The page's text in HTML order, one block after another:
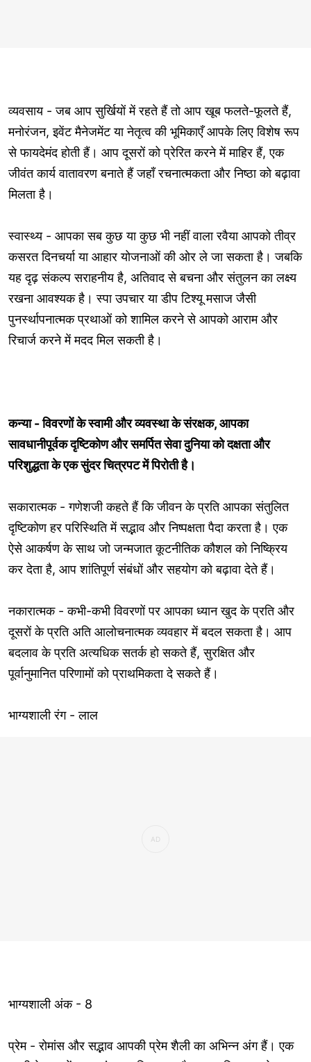
व्यवसाय - जब आप सुर्खियों में रहते हैं तो आप खूब फलते-फूलते हैं,
मनोरंजन, इवेंट मैनेजमेंट या नेतृत्व की भूमिकाएँ आपके लिए विशेष रूप
से फायदेमंद होती हैं। आप दूसरों को प्रेरित करने में माहिर हैं, एक
जीवंत कार्य वातावरण बनाते हैं जहाँ रचनात्मकता और निष्ठा को बढ़ावा
मिलता है।
स्वास्थ्य - आपका सब कुछ या कुछ भी नहीं वाला रवैया आपको तीव्र
कसरत दिनचर्या या आहार योजनाओं की ओर ले जा सकता है। जबकि
यह दृढ़ संकल्प सराहनीय है, अतिवाद से बचना और संतुलन का लक्ष्य
रखना आवश्यक है। स्पा उपचार या डीप टिश्यू मसाज जैसी
पुनर्स्थापनात्मक प्रथाओं को शामिल करने से आपको आराम और
रिचार्ज करने में मदद मिल सकती है।
कन्या - विवरणों के स्वामी और व्यवस्था के संरक्षक, आपका
सावधानीपूर्वक दृष्टिकोण और समर्पित सेवा दुनिया को दक्षता और
परिशुद्धता के एक सुंदर चित्रपट में पिरोती है।
सकारात्मक - गणेशजी कहते हैं कि जीवन के प्रति आपका संतुलित
दृष्टिकोण हर परिस्थिति में सद्भाव और निष्पक्षता पैदा करता है। एक
ऐसे आकर्षण के साथ जो जन्मजात कूटनीतिक कौशल को निष्क्रिय
कर देता है, आप शांतिपूर्ण संबंधों और सहयोग को बढ़ावा देते हैं।
नकारात्मक - कभी-कभी विवरणों पर आपका ध्यान खुद के प्रति और
दूसरों के प्रति अति आलोचनात्मक व्यवहार में बदल सकता है। आप
बदलाव के प्रति अत्यधिक सतर्क हो सकते हैं, सुरक्षित और
पूर्वानुमानित परिणामों को प्राथमिकता दे सकते हैं।
भाग्यशाली रंग - लाल
भाग्यशाली अंक - 8
प्रेम - रोमांस और सद्भाव आपकी प्रेम शैली का अभिन्न अंग हैं। एक